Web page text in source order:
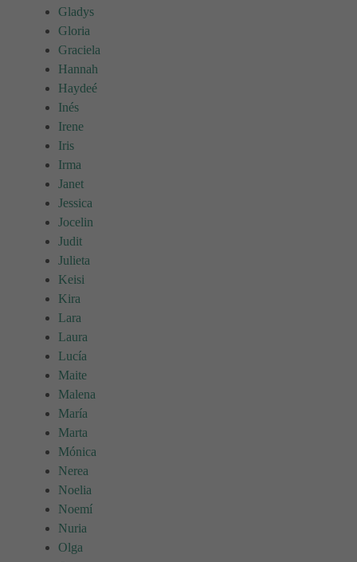
Gladys
Gloria
Graciela
Hannah
Haydeé
Inés
Irene
Iris
Irma
Janet
Jessica
Jocelin
Judit
Julieta
Keisi
Kira
Lara
Laura
Lucía
Maite
Malena
María
Marta
Mónica
Nerea
Noelia
Noemí
Nuria
Olga